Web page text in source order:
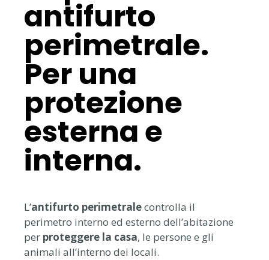
antifurto
perimetrale.
Per una
protezione
esterna e
interna.
L’antifurto perimetralecontrolla il
perimetro interno ed esterno dell’abitazione
per proteggere la casa, le persone e gli
animali all’interno dei locali.